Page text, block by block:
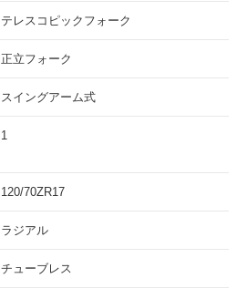
テレスコピックフォーク
正立フォーク
スイングアーム式
1
120/70ZR17
ラジアル
チューブレス